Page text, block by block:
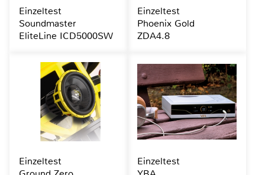
Einzeltest
Soundmaster
EliteLine ICD5000SW
Einzeltest
Phoenix Gold
ZDA4.8
Einzeltest
Einzeltest